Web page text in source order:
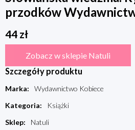
przodków
44zł
Zobacz w sklepie Natuli
Szczegóły produktu
Marka:
Wydawnictwo Kobiece
Kategoria:
Książki
Sklep: Natuli